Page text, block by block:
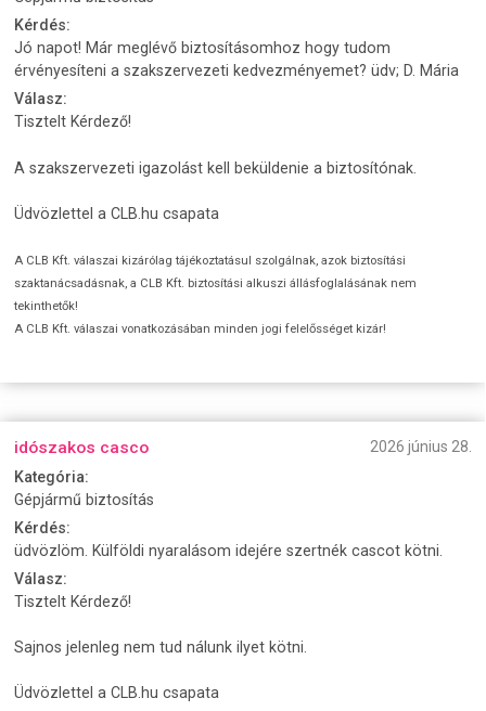
Kérdés:
Jó napot! Már meglévő biztosításomhoz hogy tudom
érvényesíteni a szakszervezeti kedvezményemet? üdv; D. Mária
Válasz:
Tisztelt Kérdező!
A szakszervezeti igazolást kell beküldenie a biztosítónak.
Üdvözlettel a CLB.hu csapata
A CLB Kft. válaszai kizárólag tájékoztatásul szolgálnak, azok biztosítási
szaktanácsadásnak, a CLB Kft. biztosítási alkuszi állásfoglalásának nem
tekinthetők!
A CLB Kft. válaszai vonatkozásában minden jogi felelősséget kizár!
idószakos casco
2026 június 28.
Kategória:
Gépjármű biztosítás
Kérdés:
üdvözlöm. Külföldi nyaralásom idejére szertnék cascot kötni.
Válasz:
Tisztelt Kérdező!
Sajnos jelenleg nem tud nálunk ilyet kötni.
Üdvözlettel a CLB.hu csapata